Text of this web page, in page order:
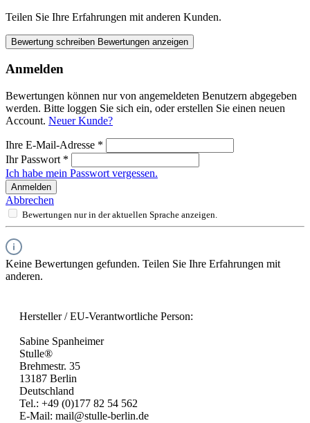
Teilen Sie Ihre Erfahrungen mit anderen Kunden.
Bewertung schreiben Bewertungen anzeigen
Anmelden
Bewertungen können nur von angemeldeten Benutzern abgegeben
werden. Bitte loggen Sie sich ein, oder erstellen Sie einen neuen
Account. Neuer Kunde?
Ihre E-Mail-Adresse *
Ihr Passwort *
Ich habe mein Passwort vergessen.
Anmelden
Abbrechen
Bewertungen nur in der aktuellen Sprache anzeigen.
Keine Bewertungen gefunden. Teilen Sie Ihre Erfahrungen mit
anderen.
Hersteller / EU-Verantwortliche Person:
Sabine Spanheimer
Stulle®
Brehmestr. 35
13187 Berlin
Deutschland
Tel.: +49 (0)177 82 54 562
E-Mail: mail@stulle-berlin.de